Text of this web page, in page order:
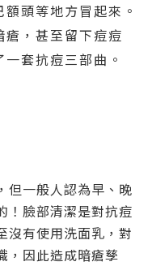
頭等地方冒起來。
，甚至留下痘痘
套抗痘三部曲。
但一般人認為早、晚
！臉部清潔是對抗痘
沒有使用洗面乳，對
，因此造成暗瘡孳